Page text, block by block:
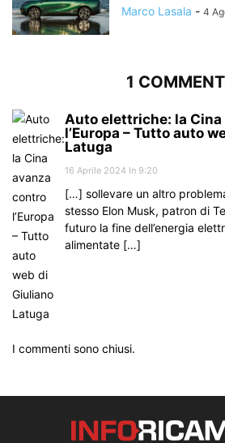
Marco Lasala - 4
1
Auto elettriche: la
l’Europa – Tutto auto
Latuga
16 Aprile 2024 In 9:20
[…] sollevare un altro
stesso Elon Musk, patron di
futuro la fine dell’energia
alimentate […]
I commenti sono chiusi.